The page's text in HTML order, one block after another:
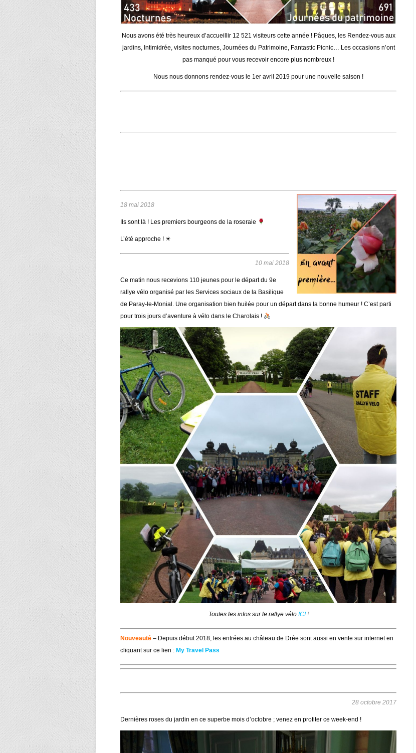
Nous avons été très heureux d’accueillir 12 521 visiteurs cette année ! Pâques, les Rendez-vous aux
jardins, Intimidrée, visites nocturnes, Journées du Patrimoine, Fantastic Picnic… Les occasions n’ont
pas manqué pour vous recevoir encore plus nombreux !
Nous nous donnons rendez-vous le 1er avril 2019 pour une nouvelle saison !
18 mai 2018
Ils sont là ! Les premiers bourgeons de la roseraie
L’été approche ! ☀
10 mai 2018
Ce matin nous recevions 110 jeunes pour le départ du 9e
rallye vélo organisé par les Services sociaux de la Basilique
de Paray-le-Monial. Une organisation bien huilée pour un départ dans la bonne humeur ! C’est parti
pour trois jours d’aventure à vélo dans le Charolais !
Toutes les infos sur le rallye vélo ICI!
Nouveauté – Depuis début 2018, les entrées au château de Drée sont aussi en vente sur internet en
cliquant sur ce lien : My Travel Pass
28 octobre 2017
Dernières roses du jardin en ce superbe mois d’octobre ; venez en profiter ce week-end !